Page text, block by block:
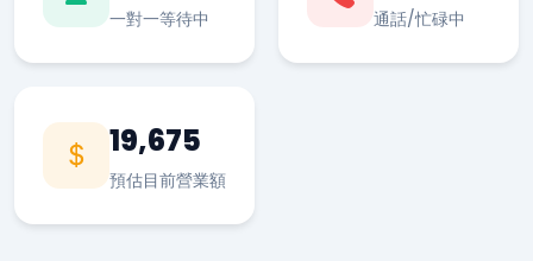
一對一等待中 通話/忙碌中
19,675
預估目前營業額